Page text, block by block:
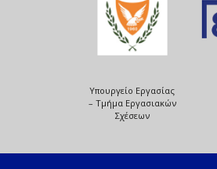
Υπουργείο Εργασίας
– Τμήμα Εργασιακών
Σχέσεων